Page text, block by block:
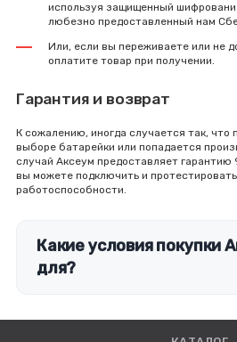
используя защищенный
любезно предоставленный нам
Или, если вы переживаете или не
оплатите товар при получении.
Гарантия и возврат
К сожалению, иногда случается так, что
выборе батарейки или попадается
случай Аксеум предоставляет гарантию
вы можете подключить и
работоспособности.
Какие условия покупки
для?